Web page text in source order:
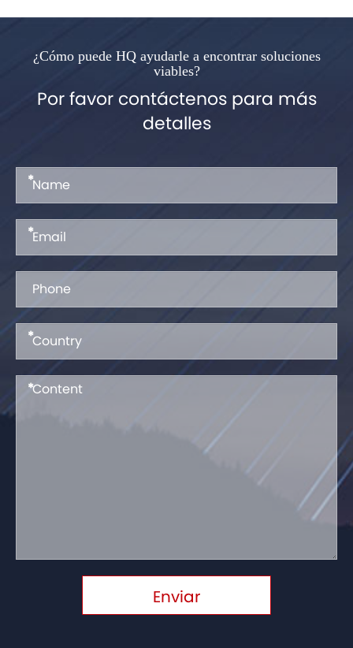
¿Cómo puede HQ ayudarle a encontrar soluciones
viables?
Por favor contáctenos para más
detalles
*
*
*
*
Enviar